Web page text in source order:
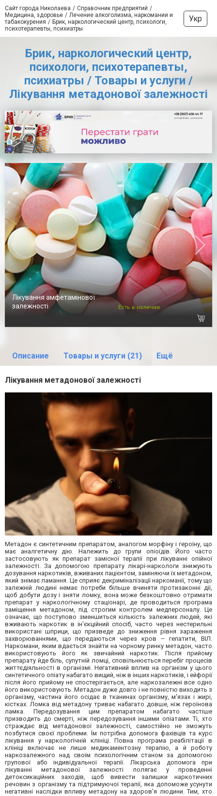
Сайт города Николаева
Справочник предприятий
Медицина, здоровье
Лечение алкоголизма, наркомании и
табакокурения
Брик, наркологический центр, психологи,
психотерапевты, психиатры
Укр
Брик, наркологический центр,
психологи, психотерапевты,
психиатры / Товары и услуги /
Лікування метадонової залежності
Лікування амфетамінової
залежності
Есть в наличии
Описание Товары и услуги (21) Ещё
Лікування метадонової залежності
Метадон є синтетичним препаратом, аналогом морфіну і героїну, що
має аналгетичну дію. Належить до групи опіоїдів. Його часто
застосовують як препарат замісної терапії при лікуванні опійної
залежності. За допомогою препарату лікарі-наркологи знижують
дозування наркотиків, вживаних пацієнтом, заміняючи їх метадоном,
який знімає ламання. Це сприяє декриміналізації наркоманії, тому що
залежній людині немає потреби більше вчиняти протизаконні дії,
щоб добути дозу і зняти ломку, вона може безкоштовно отримати
препарат у наркологічному стаціонарі, де проводиться програма
заміщення метадоном, під строгим контролем медперсоналу. Це
означає, що поступово зменшиться кількість залежних людей, які
вживають наркотик в ін'єкційний спосіб, часто через нестерильні
використані шприци, що призведе до зниження рівня зараження
захворюваннями, що передаються через кров – гепатити, ВІЛ.
Наркомани, яким вдається знайти на чорному ринку метадон, часто
використовують його як звичайний наркотик. Після прийому
препарату йде біль, супутній ломці, сповільнюється перебіг процесів
життєдіяльності в організмі. Негативний вплив на організм у цього
синтетичного опіату набагато вищий, ніж в інших наркотиків, і ейфорії
після його прийому не спостерігається, але наркозалежні все одно
його використовують. Метадон дуже довго і не повністю виходить з
організму, частина його осідає в тканинах організму, м'язах і жирі,
кістках. Ломка від метадону триває набагато довше, ніж героїнова
ламка. Передозування цим препаратом набагато частіше
призводить до смерті, ніж передозування іншими опіатами. Ті, хто
страждає від метадонової залежності, самостійно не зможуть
позбутися своєї проблеми. Їм потрібна допомога фахівців та курс
лікування у наркологічній клініці. Повна програма реабілітації в
клініці включає не лише медикаментозну терапію, а й роботу
наркозалежного над своїм психологічним станом за допомогою
групової або індивідуальної терапії. Лікарська допомога при
лікуванні метадонової залежності полягає у проведенні
детоксикаційних заходів, щоб вивести залишки наркотичних
речовин з організму та підтримуючої терапії, яка допоможе усунути
негативні наслідки впливу метадону на здоров'я людини. Тим, хто